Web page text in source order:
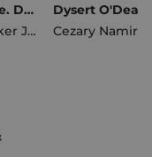
Kapetyngowie. Dynastia, która stworzyła średniowieczną Francję
Firnhaber-Baker Justine
Cezary